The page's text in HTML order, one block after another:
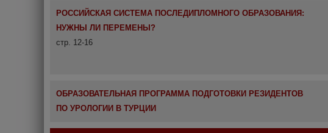
РОССИЙСКАЯ СИСТЕМА ПОСЛЕДИПЛОМНОГО ОБРАЗОВАНИЯ:
НУЖНЫ ЛИ ПЕРЕМЕНЫ?
стр. 12-16
ОБРАЗОВАТЕЛЬНАЯ ПРОГРАММА ПОДГОТОВКИ РЕЗИДЕНТОВ
ПО УРОЛОГИИ В ТУРЦИИ